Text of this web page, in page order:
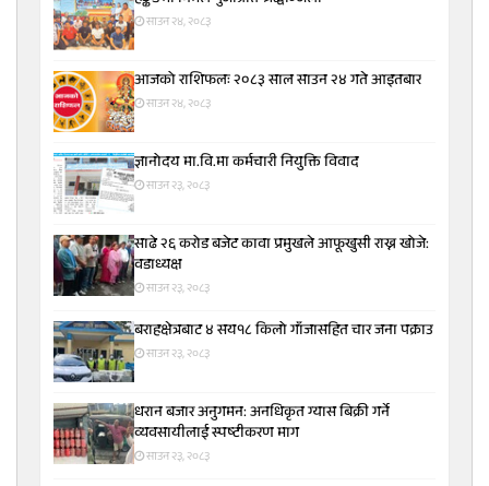
साउन २४, २०८३
आजको राशिफलः २०८३ साल साउन २४ गते आइतबार
साउन २४, २०८३
ज्ञानोदय मा.वि.मा कर्मचारी नियुक्ति विवाद
साउन २३, २०८३
साढे २६ करोड बजेट कावा प्रमुखले आफूखुसी राख्न खोजे:
वडाध्यक्ष
साउन २३, २०८३
बराहक्षेत्रबाट ४ सय१८ किलो गाँजासहित चार जना पक्राउ
साउन २३, २०८३
धरान बजार अनुगमन: अनधिकृत ग्यास बिक्री गर्ने
व्यवसायीलाई स्पष्टीकरण माग
साउन २३, २०८३